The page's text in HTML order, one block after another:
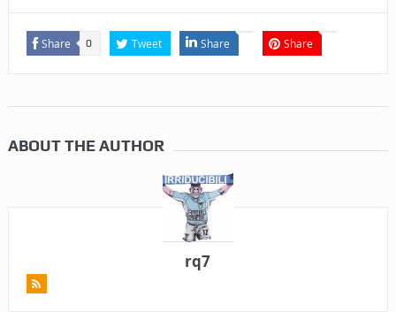
Share 0 Tweet Share Share
ABOUT THE AUTHOR
rq7